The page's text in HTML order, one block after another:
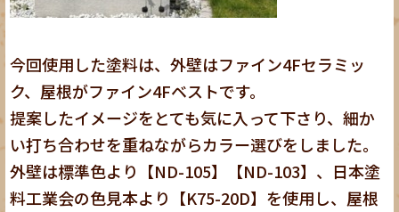
今回使用した塗料は、外壁はファイン4Fセラミッ
ク、屋根がファイン4Fベストです。
提案したイメージをとても気に入って下さり、細か
い打ち合わせを重ねながらカラー選びをしました。
外壁は標準色より【ND-105】【ND-103】、日本塗
料工業会の色見本より【K75-20D】を使用し、屋根